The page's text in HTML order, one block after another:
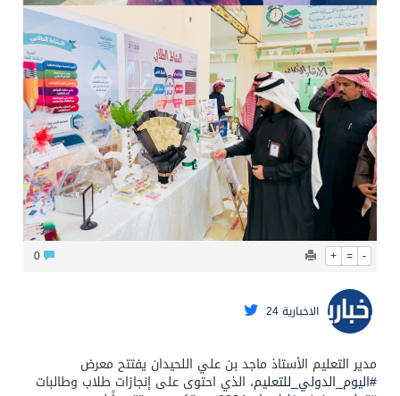
+ = -
الاخبارية 24
مدير التعليم الأستاذ ماجد بن علي اللحيدان يفتتح معرض
#اليوم_الدولي_للتعليم، الذي احتوى على إنجازات طلاب وطالبات